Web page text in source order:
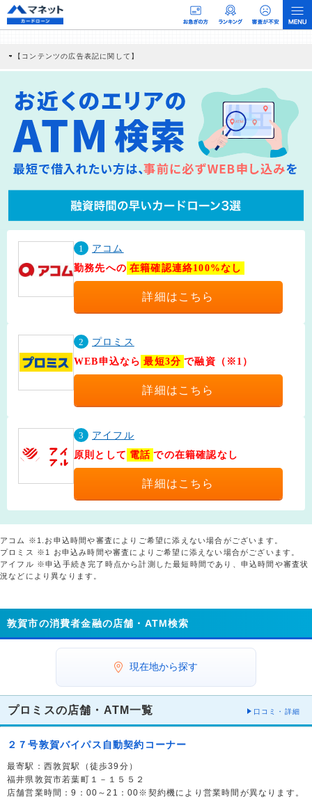
【コンテンツの広告表記に関して】
社に対して企業から紹介報酬が支払われるという収益モデルです。 ただし、特定の
商品を根拠なくPRするものではなく、当編集部の調査／ユーザーへの口コミ収集な
どに基づき、公平性を担保した情報提供を行っています。
>提携企業一覧
1
アコム
勤務先への 在籍確認連絡100%なし
詳細はこちら
2
プロミス
WEB申込なら 最短3分 で融資（※1）
詳細はこちら
3
アイフル
原則として 電話 での在籍確認なし
詳細はこちら
アコム ※1.お申込時間や審査によりご希望に添えない場合がございます。
プロミス ※1 お申込み時間や審査によりご希望に添えない場合がございます。
アイフル ※申込手続き完了時点から計測した最短時間であり、申込時間や審査状
況などにより異なります。
敦賀市の消費者金融の店舗・ATM検索
現在地から探す
プロミスの店舗・ATM一覧 口コミ・詳細
２７号敦賀バイパス自動契約コーナー
最寄駅：西敦賀駅（徒歩39分）
福井県敦賀市若葉町１－１５５２
店舗営業時間：9：00～21：00※契約機により営業時間が異なります。